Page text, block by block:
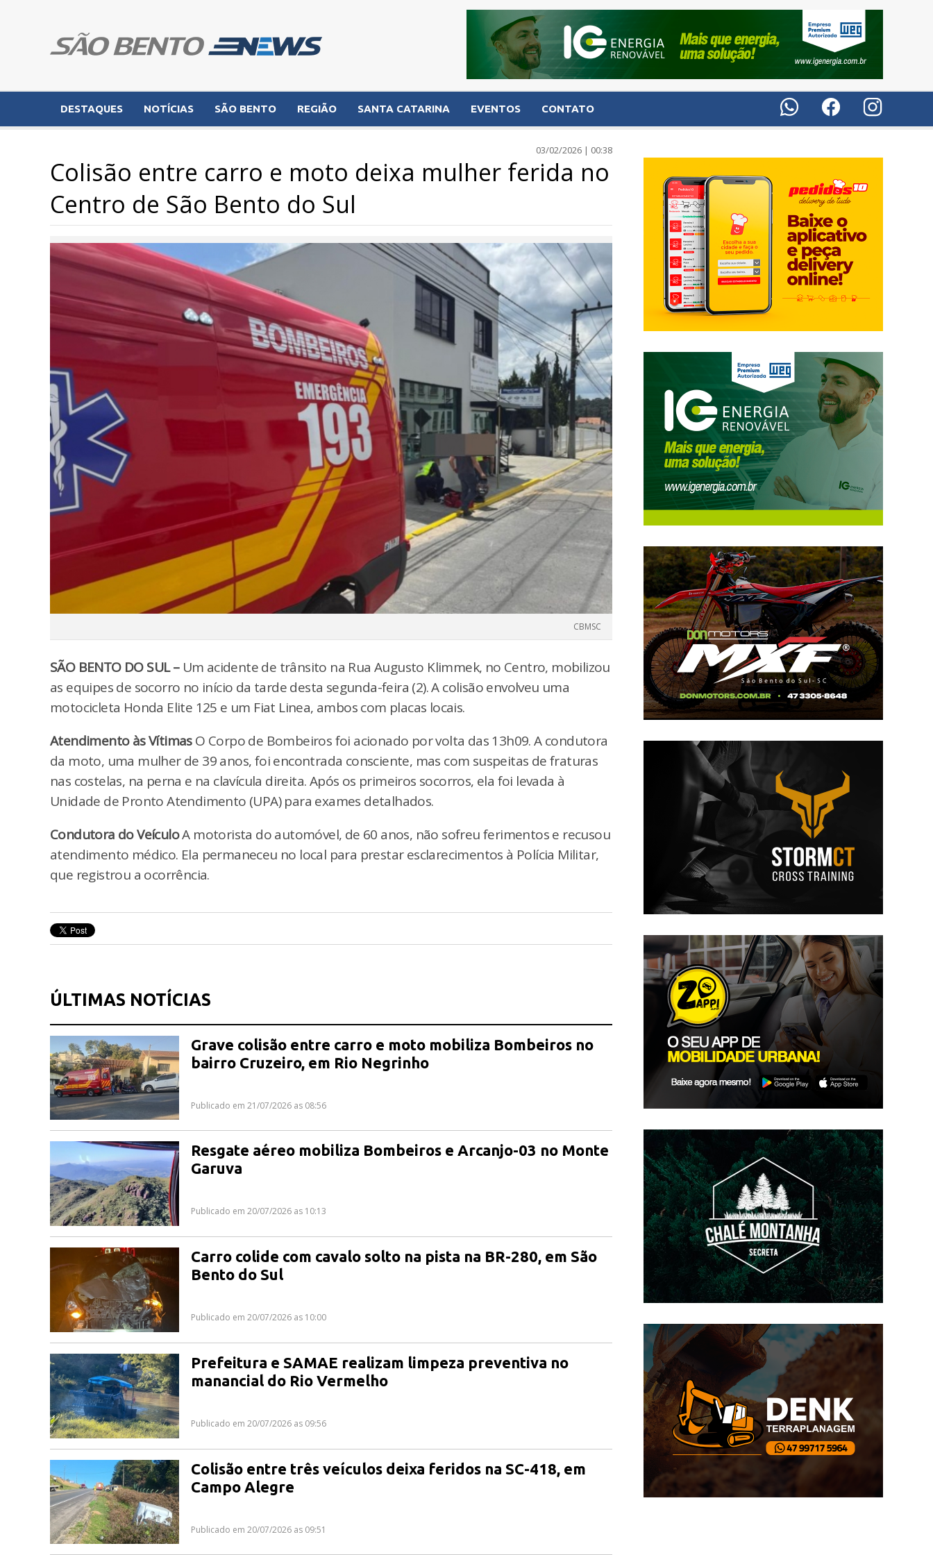
DESTAQUES NOTÍCIAS SÃO BENTO REGIÃO SANTA CATARINA EVENTOS CONTATO
03/02/2026 | 00:38
Colisão entre carro e moto deixa mulher ferida no
Centro de São Bento do Sul
CBMSC
SÃO BENTO DO SUL –Um acidente de trânsito na Rua Augusto Klimmek, no Centro, mobilizou
as equipes de socorro no início da tarde desta segunda-feira (2). A colisão envolveu uma
motocicleta Honda Elite 125 e um Fiat Linea, ambos com placas locais.
Atendimento às VítimasO Corpo de Bombeiros foi acionado por volta das 13h09. A condutora
da moto, uma mulher de 39 anos, foi encontrada consciente, mas com suspeitas de fraturas
nas costelas, na perna e na clavícula direita. Após os primeiros socorros, ela foi levada à
Unidade de Pronto Atendimento (UPA) para exames detalhados.
Condutora do VeículoA motorista do automóvel, de 60 anos, não sofreu ferimentos e recusou
atendimento médico. Ela permaneceu no local para prestar esclarecimentos à Polícia Militar,
que registrou a ocorrência.
ÚLTIMAS NOTÍCIAS
Grave colisão entre carro e moto mobiliza Bombeiros no
bairro Cruzeiro, em Rio Negrinho
Publicado em 21/07/2026 as 08:56
Resgate aéreo mobiliza Bombeiros e Arcanjo-03 no Monte
Garuva
Publicado em 20/07/2026 as 10:13
Carro colide com cavalo solto na pista na BR-280, em São
Bento do Sul
Publicado em 20/07/2026 as 10:00
Prefeitura e SAMAE realizam limpeza preventiva no
manancial do Rio Vermelho
Publicado em 20/07/2026 as 09:56
Colisão entre três veículos deixa feridos na SC-418, em
Campo Alegre
Publicado em 20/07/2026 as 09:51